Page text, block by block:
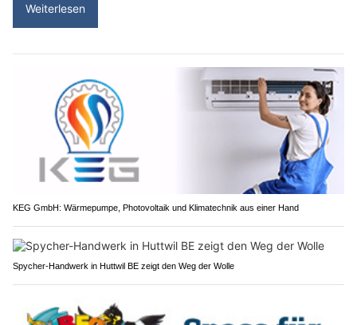
Weiterlesen
KEG GmbH: Wärmepumpe, Photovoltaik und Klimatechnik aus einer Hand
Spycher-Handwerk in Huttwil BE zeigt den Weg der Wolle